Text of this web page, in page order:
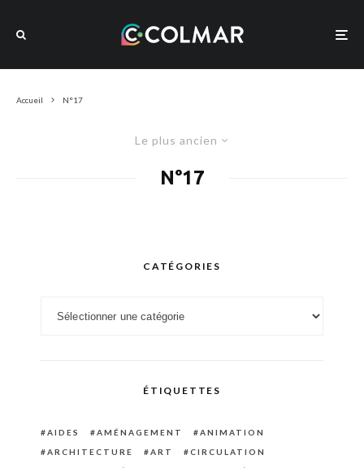
Accueil N°17
Le plus ancien
N°17
CATÉGORIES
ÉTIQUETTES
AIDES AMÉNAGEMENT
ANIMATION
ARCHITECTURE
ART
CIRCULATION